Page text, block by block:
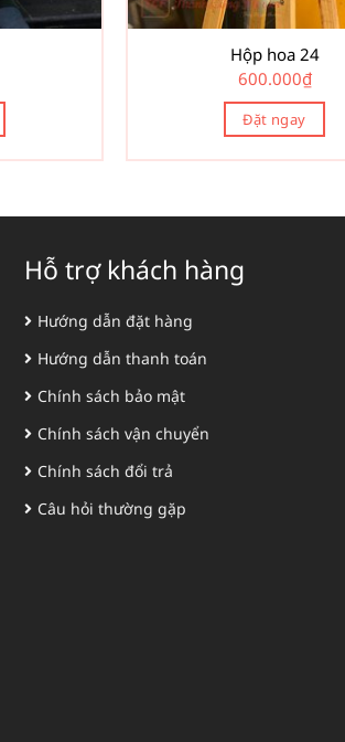
Hộp hoa 24
600.000₫
Đặt ngay
Hỗ trợ khách hàng
Hướng dẫn đặt hàng
Hướng dẫn thanh toán
Chính sách bảo mật
Chính sách vận chuyển
Chính sách đổi trả
Câu hỏi thường gặp